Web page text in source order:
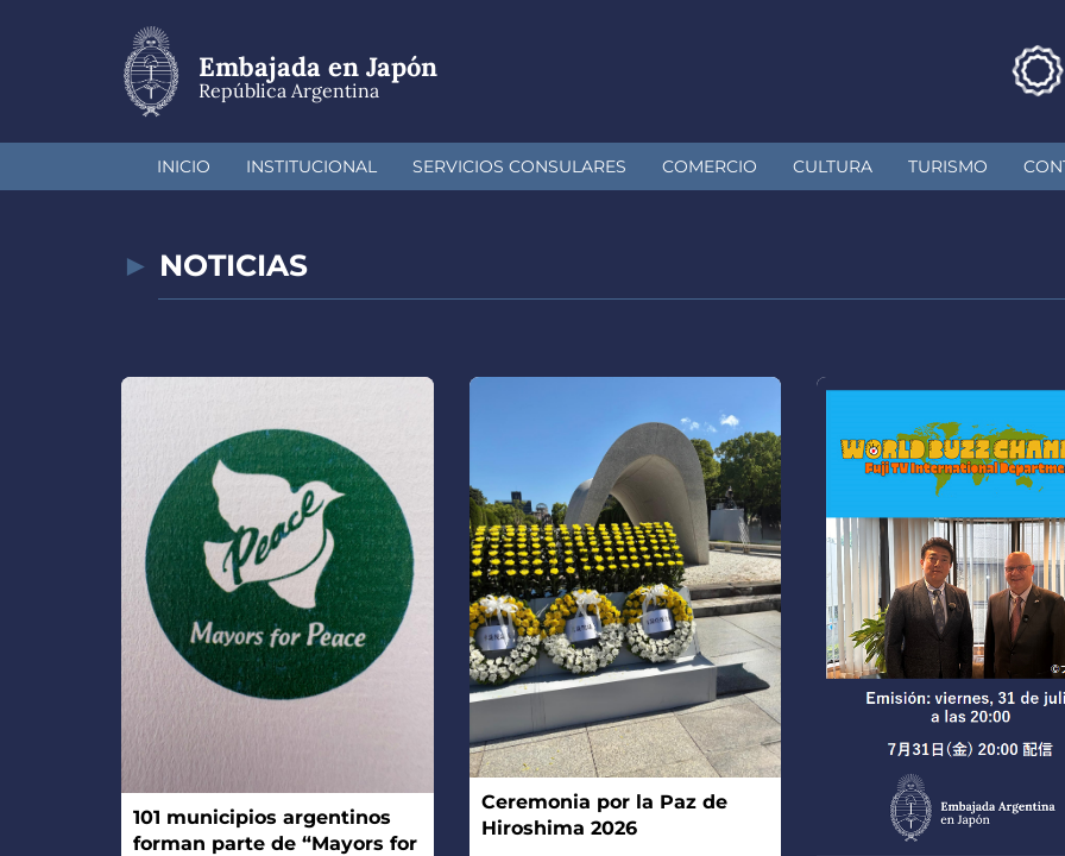
Embajada en Japón
República Argentina
INICIO INSTITUCIONAL SERVICIOS CONSULARES COMERCIO CULTURA TURISMO
NOTICIAS
101 municipios argentinos
forman parte de “Mayors for
Ceremonia por la Paz de
Hiroshima 2026